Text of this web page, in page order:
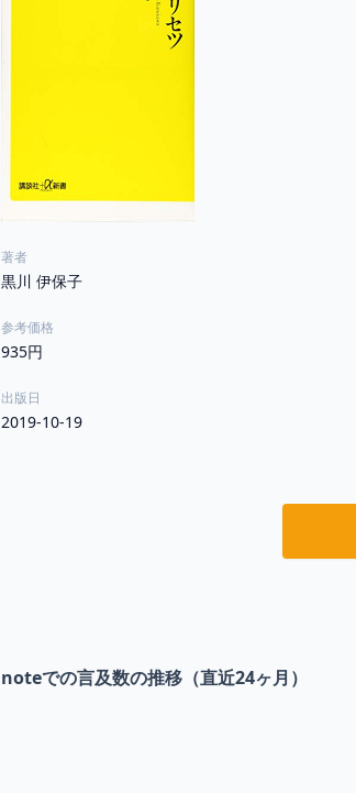
著者
黒川 伊保子
参考価格
935円
出版日
2019-10-19
noteでの言及数の推移（直近24ヶ月）